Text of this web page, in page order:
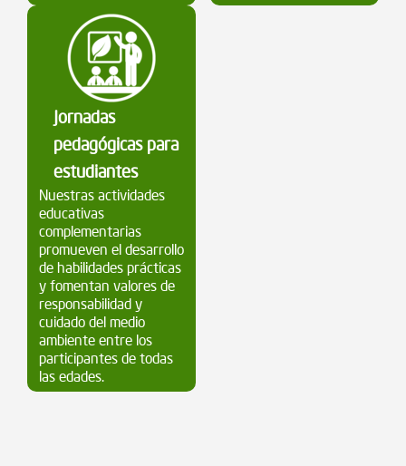
Jornadas
pedagógicas para
estudiantes
Nuestras actividades
educativas
complementarias
promueven el desarrollo
de habilidades prácticas
y fomentan valores de
responsabilidad y
cuidado del medio
ambiente entre los
participantes de todas
las edades.